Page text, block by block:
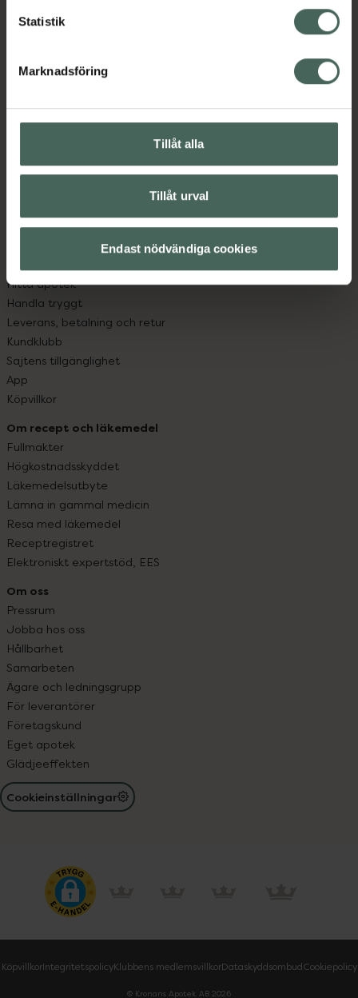
Statistik
Marknadsföring
Tillåt alla
Tillåt urval
Endast nödvändiga cookies
Kronans Apotek finns här för dig. Du hittar oss från Skåne i
syd till Lappland i norr, och online i mobilen och på
datorn. Oavsett vem du är så är det vårt uppdrag att
hjälpa just dig att må lite bättre. Välkommen att prata
Kundservice
Hitta apotek
Handla tryggt
Leverans, betalning och retur
Kundklubb
Sajtens tillgänglighet
App
Köpvillkor
Om recept och läkemedel
Fullmakter
Högkostnadsskyddet
Läkemedelsutbyte
Lämna in gammal medicin
Resa med läkemedel
Receptregistret
Elektroniskt expertstöd, EES
Om oss
Pressrum
Jobba hos oss
Hållbarhet
Samarbeten
Ägare och ledningsgrupp
För leverantörer
Företagskund
Eget apotek
Glädjeeffekten
Cookieinställningar
KöpvillkorIntegritetspolicyKlubbens medlemsvillkorDataskyddsombudCookiepolicy
© Kronans Apotek AB 2026